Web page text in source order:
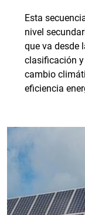
Esta
nivel
que va desde
clasificación
cambio
eficiencia